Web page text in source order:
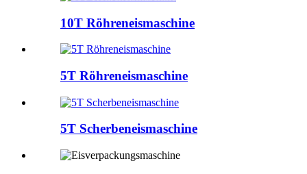
10T Röhreneismaschine
5T Röhreneismaschine
5T Scherbeneismaschine